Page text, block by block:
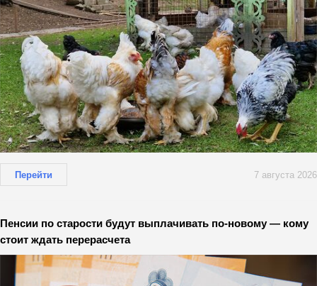
Перейти 7 августа 2026
Пенсии по старости будут выплачивать по-новому — кому
стоит ждать перерасчета